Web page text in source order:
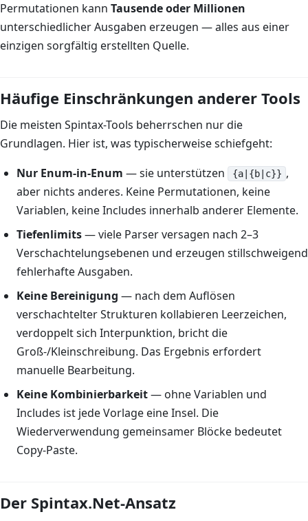
Permutationen kann Tausende oder Millionen
unterschiedlicher Ausgaben erzeugen — alles aus einer
einzigen sorgfältig erstellten Quelle.
Häufige Einschränkungen anderer Tools
Die meisten Spintax-Tools beherrschen nur die
Grundlagen. Hier ist, was typischerweise schiefgeht:
Nur Enum-in-Enum — sie unterstützen {a|{b|c}} ,
aber nichts anderes. Keine Permutationen, keine
Variablen, keine Includes innerhalb anderer Elemente.
Tiefenlimits— viele Parser versagen nach 2–3
Verschachtelungsebenen und erzeugen stillschweigend
fehlerhafte Ausgaben.
Keine Bereinigung — nach dem Auflösen
verschachtelter Strukturen kollabieren Leerzeichen,
verdoppelt sich Interpunktion, bricht die
Groß-/Kleinschreibung. Das Ergebnis erfordert
manuelle Bearbeitung.
Keine Kombinierbarkeit— ohne Variablen und
Includes ist jede Vorlage eine Insel. Die
Wiederverwendung gemeinsamer Blöcke bedeutet
Copy-Paste.
Der Spintax.Net-Ansatz